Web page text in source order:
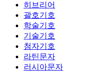
히브리어
괄호기호
학술기호
기술기호
첨자기호
라틴문자
러시아문자